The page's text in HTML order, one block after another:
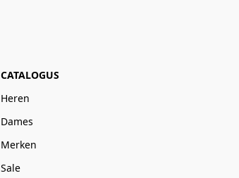
CATALOGUS
Heren
Dames
Merken
Sale